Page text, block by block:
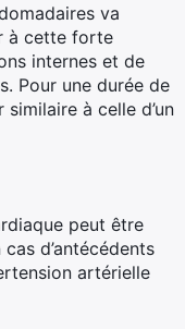
va
à cette forte
internes et de
Pour une durée de
à celle d’un
peut être
d’antécédents
artérielle